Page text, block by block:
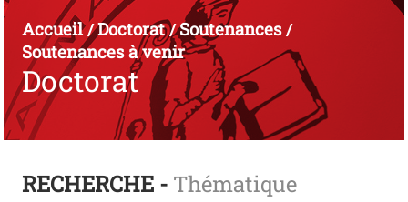
Accueil/Doctorat/Soutenances/
Soutenances à venir
Doctorat
RECHERCHE - Thématique